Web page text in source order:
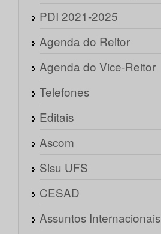
PDI 2021-2025
Agenda do Reitor
Agenda do Vice-Reitor
Telefones
Editais
Ascom
Sisu UFS
CESAD
Assuntos Internacionais